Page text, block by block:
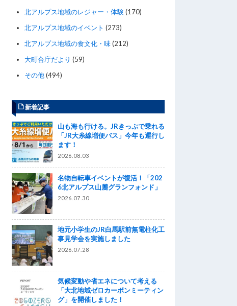
北アルプス地域のレジャー・体験(170)
北アルプス地域のイベント (273)
北アルプス地域の食文化・味(212)
大町合庁だより (59)
その他(494)
新着記事
山も海も行ける。JRきっぷで乗れる
「JR大糸線増便バス」今年も運行し
ます！
2026.08.03
名物自転車イベントが復活！「202
6北アルプス山麓グランフォンド」
2026.07.30
地元小学生のJR白馬駅前無電柱化工
事見学会を実施しました
2026.07.28
気候変動や省エネについて考える
「大北地域ゼロカーボンミーティン
グ」を開催しました！